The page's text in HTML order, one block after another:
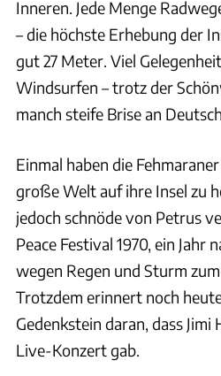
Inneren. Jede Menge
– die höchste Erhebung der
gut 27 Meter. Viel
Windsurfen – trotz der
manch steife Brise an
Einmal haben die
große Welt auf ihre Insel zu
jedoch schnöde von Petrus
Peace Festival 1970, ein Jahr
wegen Regen und Sturm
Trotzdem erinnert noch
Gedenkstein daran, dass
Live-Konzert gab.